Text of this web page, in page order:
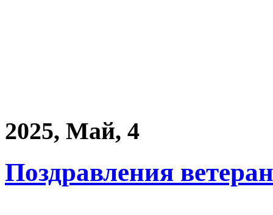
2025, Май, 4
Поздравления